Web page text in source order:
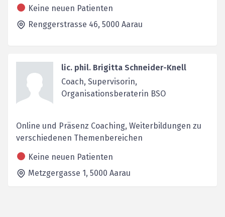
Keine neuen Patienten
Renggerstrasse 46, 5000 Aarau
lic. phil. Brigitta Schneider-Knell
Coach, Supervisorin,
Organisationsberaterin BSO
Online und Präsenz Coaching, Weiterbildungen zu
verschiedenen Themenbereichen
Keine neuen Patienten
Metzgergasse 1, 5000 Aarau